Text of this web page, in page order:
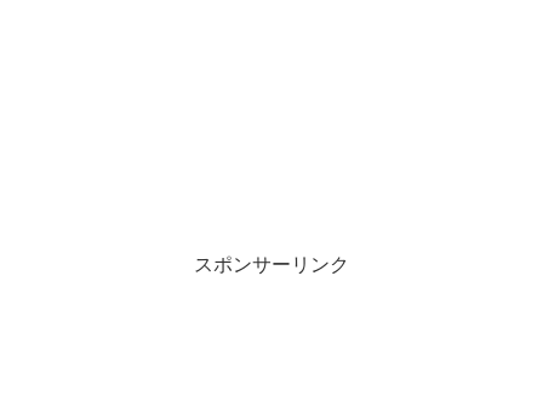
スポンサーリンク